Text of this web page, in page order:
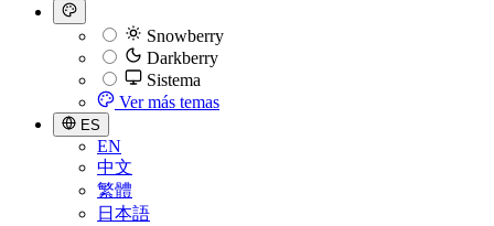
Snowberry
Darkberry
Sistema
Ver más temas
ES
EN
中文
繁體
日本語